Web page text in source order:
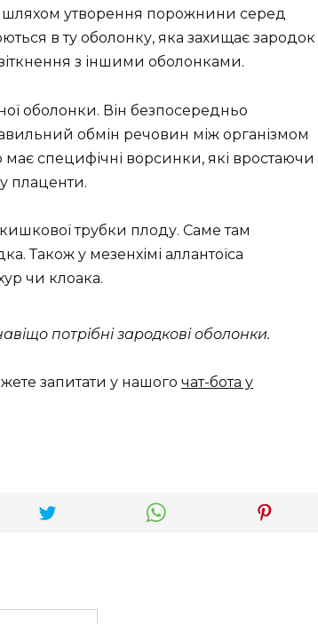
утворення порожнини серед
в ту оболонку, яка захищає зародок
з іншими оболонками.
оболонки. Він безпосередньо
обмін речовин між організмом
специфічні ворсинки, які вростаючи
плаценти.
трубки плоду. Саме там
Також у мезенхімі аллантоїса
чи клоака.
потрібні зародкові оболонки.
запитати у нашого чат-бота у